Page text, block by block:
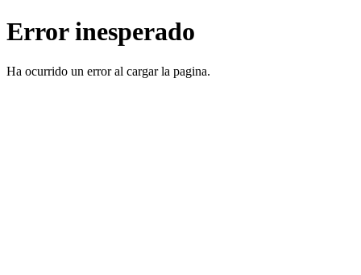
Error inesperado
Ha ocurrido un error al cargar la pagina.